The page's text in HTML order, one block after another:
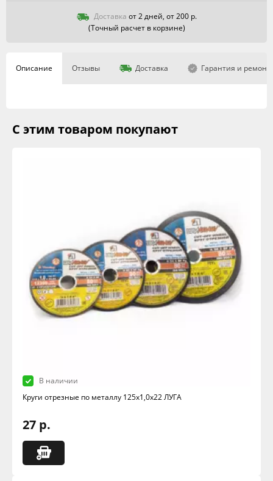
Доставка от 2 дней, от 200 р.
(Точный расчет в корзине)
Описание Отзывы Доставка Гарантия и ремонт
С этим товаром покупают
В наличии
Круги отрезные по металлу 125х1,0х22 ЛУГА
27 р.